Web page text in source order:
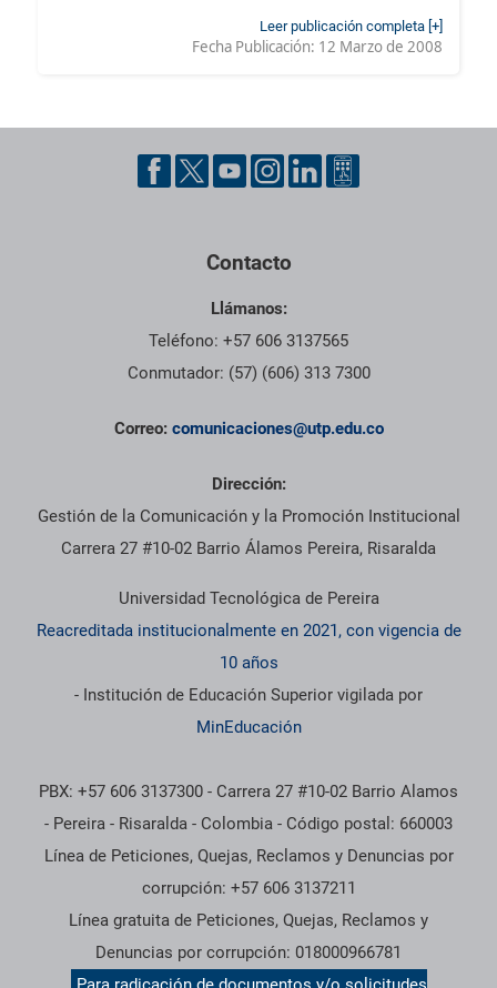
Leer publicación completa [+]
Fecha Publicación: 12 Marzo de 2008
Contacto
Llámanos:
Teléfono: +57 606 3137565
Conmutador: (57) (606) 313 7300
Correo: comunicaciones@utp.edu.co
Dirección:
Gestión de la Comunicación y la Promoción Institucional
Carrera 27 #10-02 Barrio Álamos Pereira, Risaralda
Universidad Tecnológica de Pereira
Reacreditada institucionalmente en 2021, con vigencia de
10 años
- Institución de Educación Superior vigilada por
MinEducación
PBX: +57 606 3137300 - Carrera 27 #10-02 Barrio Alamos
- Pereira - Risaralda - Colombia - Código postal: 660003
Línea de Peticiones, Quejas, Reclamos y Denuncias por
corrupción: +57 606 3137211
Línea gratuita de Peticiones, Quejas, Reclamos y
Denuncias por corrupción: 018000966781